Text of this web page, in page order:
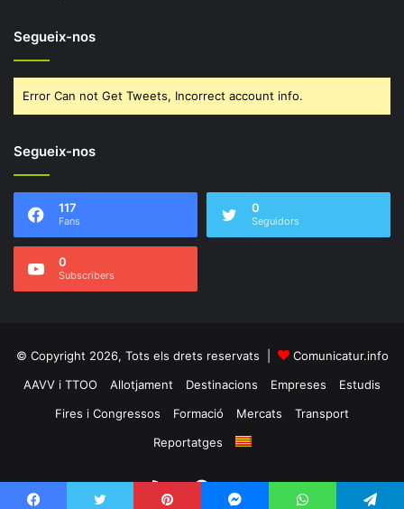
Segueix-nos
Error Can not Get Tweets, Incorrect account info.
Segueix-nos
117
Fans
0
Seguidors
0
Subscribers
© Copyright 2026, Tots els drets reservats |
Comunicatur.info
AAVV i TTOO
Allotjament Destinacions Empreses
Estudis
Fires i Congressos
Formació Mercats
Transport
Reportatges
RSS Facebook
Twitter